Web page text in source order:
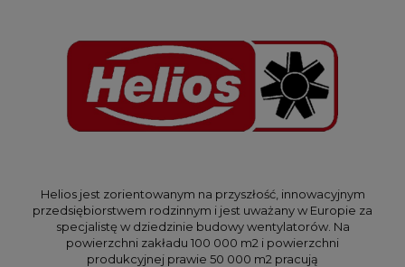
Helios jest zorientowanym na przyszłość, innowacyjnym
przedsiębiorstwem rodzinnym i jest uważany w Europie za
specjalistę w dziedzinie budowy wentylatorów. Na
powierzchni zakładu 100 000 m2 i powierzchni
produkcyjnej prawie 50 000 m2 pracują